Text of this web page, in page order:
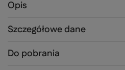
Opis
Szczegółowe dane
Do pobrania